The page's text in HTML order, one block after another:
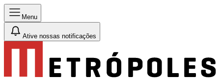
Menu
Ative nossas notificações